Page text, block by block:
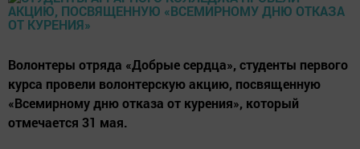
Волонтеры отряда «Добрые сердца», студенты первого
курса провели волонтерскую акцию, посвященную
«Всемирному дню отказа от курения», который
отмечается 31 мая.